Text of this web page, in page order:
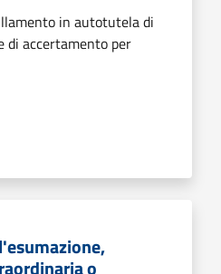
in autotutela di
di accertamento per
o